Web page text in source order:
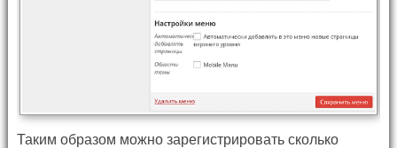
Таким образом можно зарегистрировать сколько